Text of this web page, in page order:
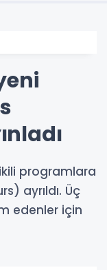
programlara
ayrıldı. Üç
edenler için